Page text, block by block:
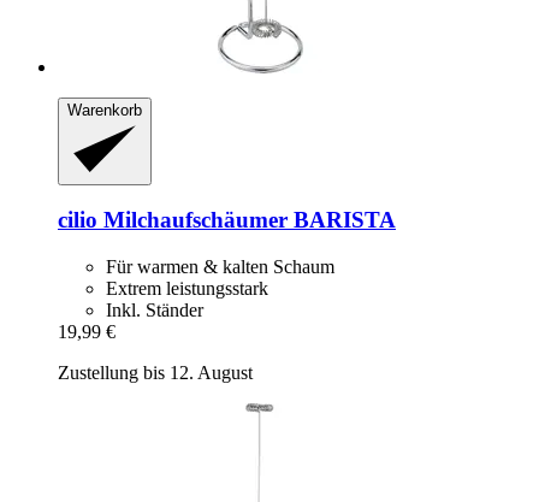
Warenkorb
cilio Milchaufschäumer BARISTA
Für warmen & kalten Schaum
Extrem leistungsstark
Inkl. Ständer
19,99 €
Zustellung bis 12. August